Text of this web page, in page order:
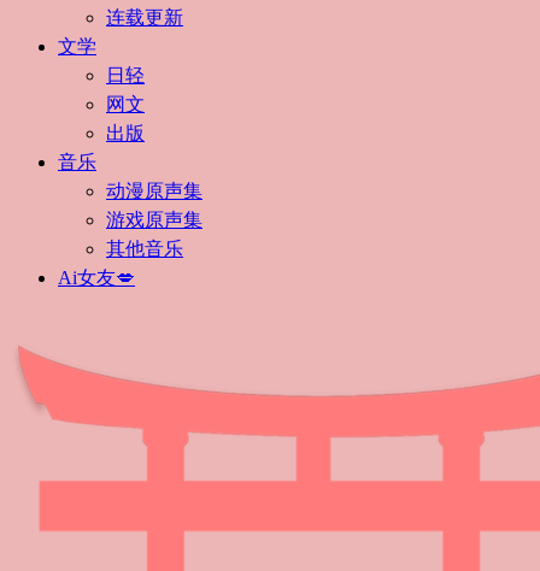
连载更新
文学
日轻
网文
出版
音乐
动漫原声集
游戏原声集
其他音乐
Ai女友💋